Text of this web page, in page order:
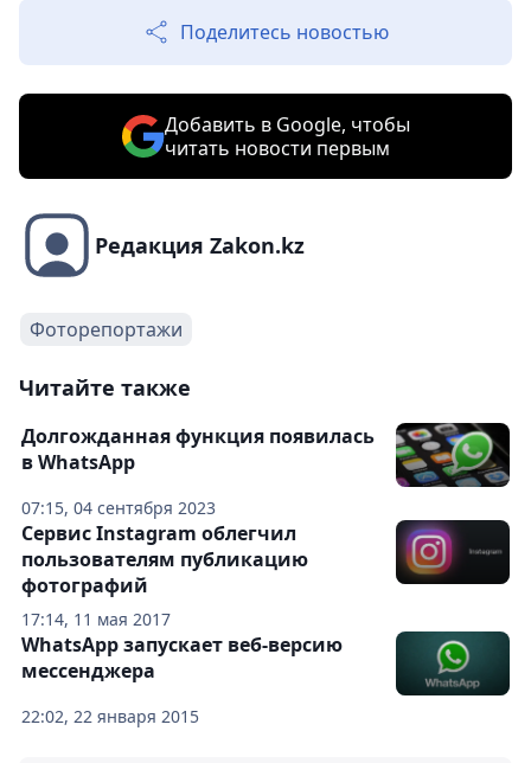
Поделитесь новостью
Добавить в Google, чтобы
читать новости первым
Редакция Zakon.kz
Фоторепортажи
Читайте также
07:15, 04 сентября 2023
Долгожданная функция появилась
в WhatsApp
17:14, 11 мая 2017
Сервис Instagram облегчил
пользователям публикацию
фотографий
22:02, 22 января 2015
WhatsApp запускает веб-версию
мессенджера